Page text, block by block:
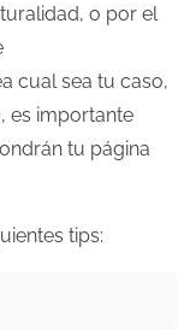
o por el
cual sea tu caso,
es importante
tu página
tips: